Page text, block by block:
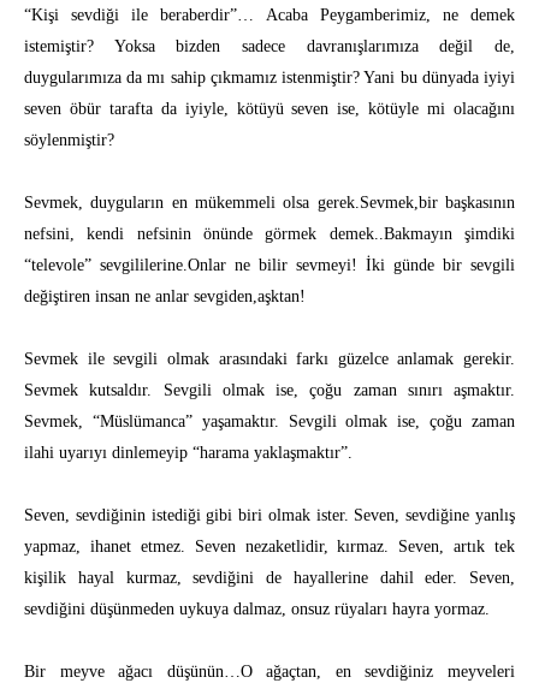
“Kişi sevdiği ile beraberdir”… Acaba Peygamberimiz, ne demek
istemiştir? Yoksa bizden sadece davranışlarımıza değil de,
duygularımıza da mı sahip çıkmamız istenmiştir? Yani bu dünyada iyiyi
seven öbür tarafta da iyiyle, kötüyü seven ise, kötüyle mi olacağını
söylenmiştir?
Sevmek, duyguların en mükemmeli olsa gerek.Sevmek,bir başkasının
nefsini, kendi nefsinin önünde görmek demek..Bakmayın şimdiki
“televole” sevgililerine.Onlar ne bilir sevmeyi! İki günde bir sevgili
değiştiren insan ne anlar sevgiden,aşktan!
Sevmek ile sevgili olmak arasındaki farkı güzelce anlamak gerekir.
Sevmek kutsaldır. Sevgili olmak ise, çoğu zaman sınırı aşmaktır.
Sevmek, “Müslümanca” yaşamaktır. Sevgili olmak ise, çoğu zaman
ilahi uyarıyı dinlemeyip “harama yaklaşmaktır”.
Seven, sevdiğinin istediği gibi biri olmak ister. Seven, sevdiğine yanlış
yapmaz, ihanet etmez. Seven nezaketlidir, kırmaz. Seven, artık tek
kişilik hayal kurmaz, sevdiğini de hayallerine dahil eder. Seven,
sevdiğini düşünmeden uykuya dalmaz, onsuz rüyaları hayra yormaz.
Bir meyve ağacı düşünün…O ağaçtan, en sevdiğiniz meyveleri